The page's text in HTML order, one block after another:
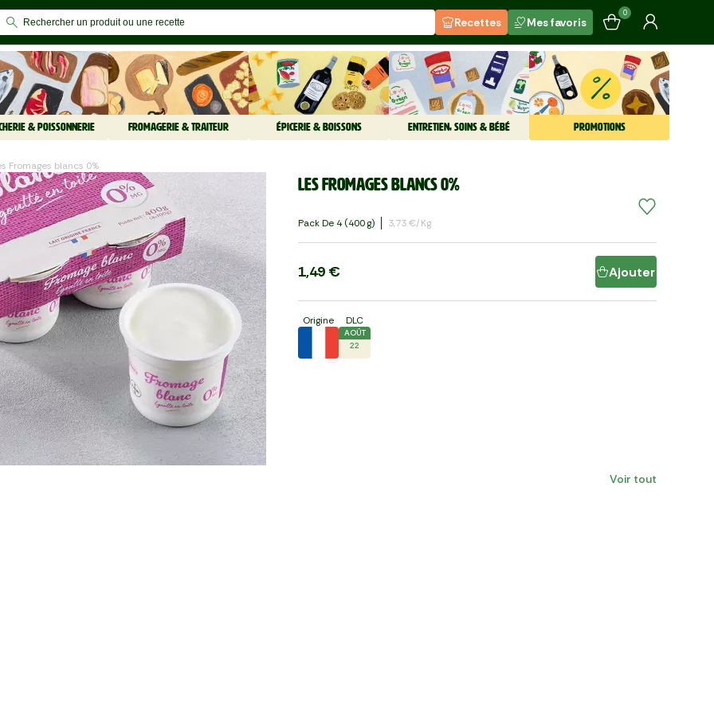
Recettes Mes favoris
0
& POISSONNERIE FROMAGERIE & TRAITEUR ÉPICERIE & BOISSONS ENTRETIEN, SOINS & BÉBÉ PROMOTIONS
Fromages blancs 0%
Les Fromages blancs 0%
Pack De 4 (400 G) 3,73 €/kg
1,49 € Ajouter
Origine DLC
AOÛT
22
Voir tout